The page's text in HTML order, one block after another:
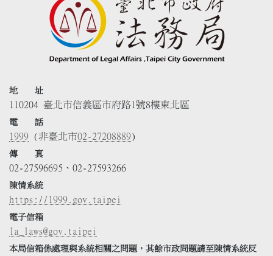
地 址
110204 臺北市信義區市府路1號8樓東北區
電 話
1999 (非臺北市02-27208889)
傳 真
02-27596695、02-27593266
陳情系統
https://1999.gov.taipei
電子信箱
la_laws@gov.taipei
本局信箱係處理與系統相關之問題，其餘市政問題請至陳情系統反